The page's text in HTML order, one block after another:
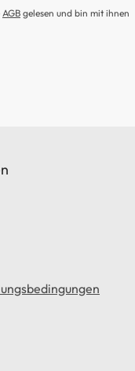
AGB gelesen und bin mit ihnen